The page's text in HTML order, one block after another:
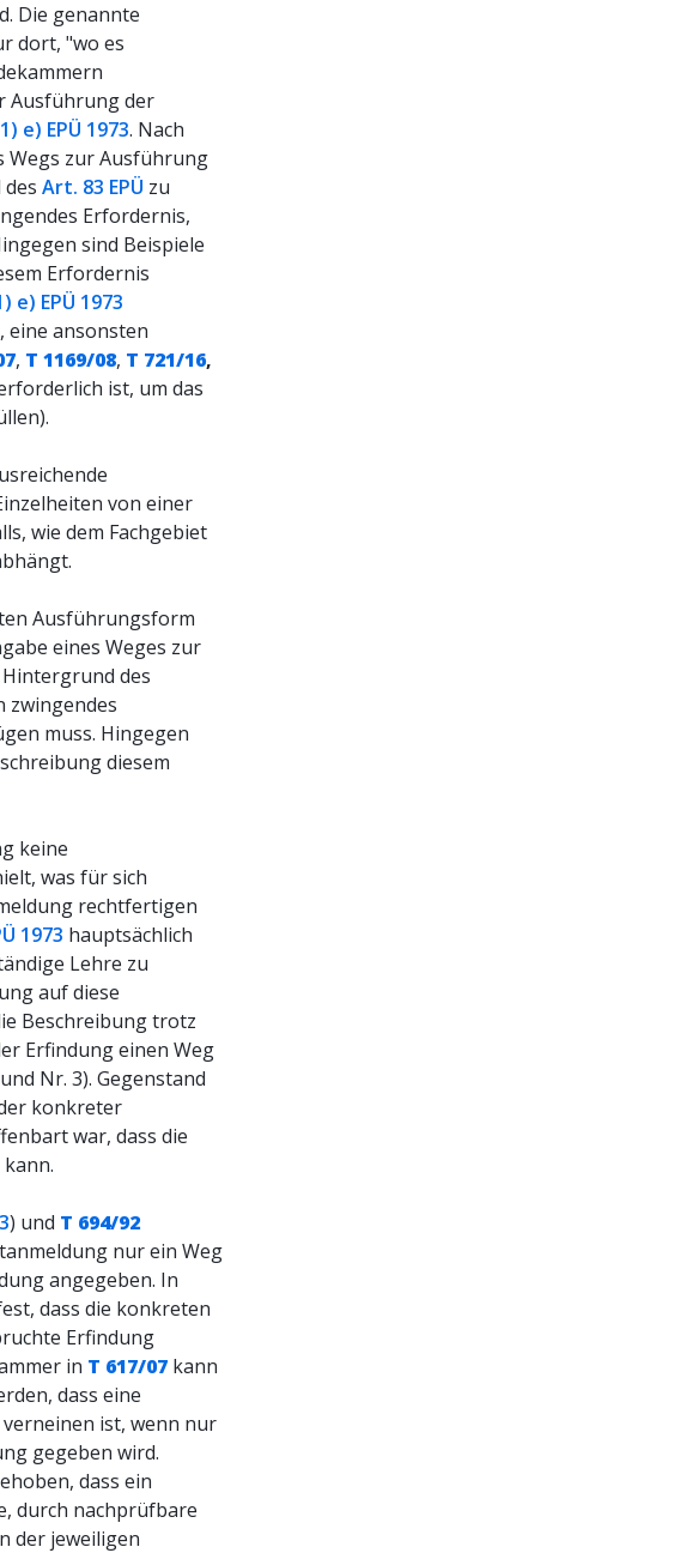
Die genannte
dort, "wo es
Ausführung der
e) EPÜ 1973. Nach
Wegs zur Ausführung
Art. 83 EPÜ zu
Erfordernis,
sind Beispiele
Erfordernis
e) EPÜ 1973
eine ansonsten
, T 1169/08, T 721/16,
ist, um das
von einer
wie dem Fachgebiet
Ausführungsform
eines Weges zur
des
zwingendes
muss. Hingegen
diesem
keine
was für sich
rechtfertigen
1973 hauptsächlich
Lehre zu
auf diese
Beschreibung trotz
Erfindung einen Weg
Nr. 3). Gegenstand
konkreter
war, dass die
) und T 694/92
nur ein Weg
angegeben. In
dass die konkreten
Erfindung
in T 617/07 kann
dass eine
ist, wenn nur
gegeben wird.
dass ein
durch nachprüfbare
der jeweiligen